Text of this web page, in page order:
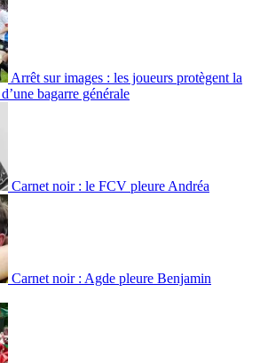
Arrêt sur images : les joueurs protègent la
bagarre générale
Carnet noir : le FCV pleure Andréa
Carnet noir : Agde pleure Benjamin